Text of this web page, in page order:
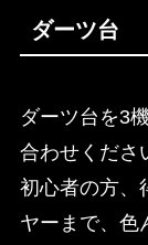
ダーツ台
ダーツ台を3
合わせくださ
初心者の方、
ヤーまで、色